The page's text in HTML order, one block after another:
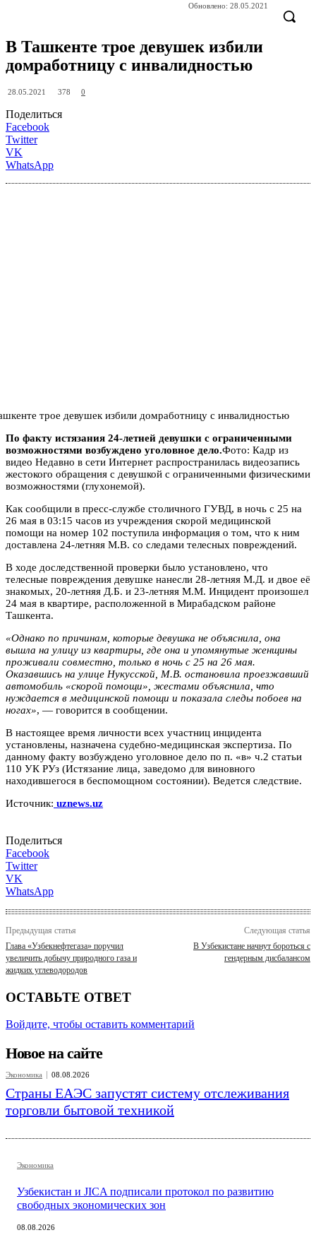
Обновлено: 28.05.2021
В Ташкенте трое девушек избили
домработницу с инвалидностью
28.05.2021 378 0
Поделиться
Facebook
Twitter
VK
WhatsApp
По факту истязания 24-летней девушки с ограниченными
возможностями возбуждено уголовное дело.Фото: Кадр из
видео Недавно в сети Интернет распространилась видеозапись
жестокого обращения с девушкой с ограниченными физическими
возможностями (глухонемой).
Как сообщили в пресс-службе столичного ГУВД, в ночь с 25 на
26 мая в 03:15 часов из учреждения скорой медицинской
помощи на номер 102 поступила информация о том, что к ним
доставлена 24-летняя М.В. со следами телесных повреждений.
В ходе доследственной проверки было установлено, что
телесные повреждения девушке нанесли 28-летняя М.Д. и двое её
знакомых, 20-летняя Д.Б. и 23-летняя М.М. Инцидент произошел
24 мая в квартире, расположенной в Мирабадском районе
Ташкента.
«Однако по причинам, которые девушка не объяснила, она
вышла на улицу из квартиры, где она и упомянутые женщины
проживали совместно, только в ночь с 25 на 26 мая.
Оказавшись на улице Нукусской, М.В. остановила проезжавший
автомобиль «скорой помощи», жестами объяснила, что
нуждается в медицинской помощи и показала следы побоев на
ногах», — говорится в сообщении.
В настоящее время личности всех участниц инцидента
установлены, назначена судебно-медицинская экспертиза. По
данному факту возбуждено уголовное дело по п. «в» ч.2 статьи
110 УК РУз (Истязание лица, заведомо для виновного
находившегося в беспомощном состоянии). Ведется следствие.
Источник: uznews.uz
Поделиться
Facebook
Twitter
VK
WhatsApp
Предыдущая статья
Глава «Узбекнефтегаза» поручил
увеличить добычу природного газа и
жидких углеводородов
Следующая статья
В Узбекистане начнут бороться с
гендерным дисбалансом
ОСТАВЬТЕ ОТВЕТ
Войдите, чтобы оставить комментарий
Новое на сайте
Экономика 08.08.2026
Страны ЕАЭС запустят систему отслеживания
торговли бытовой техникой
Экономика
Узбекистан и JICA подписали протокол по развитию
свободных экономических зон
08.08.2026